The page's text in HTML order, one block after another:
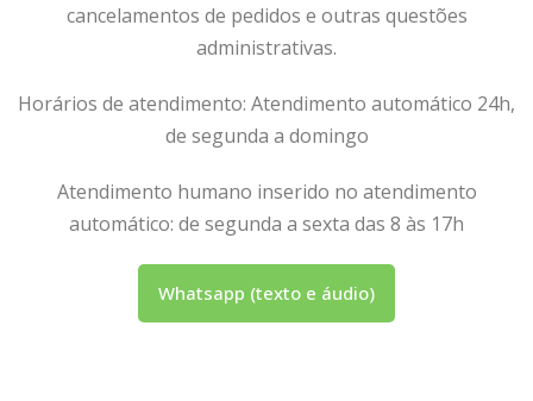
cancelamentos de pedidos e outras questões
administrativas.
Horários de atendimento: Atendimento automático 24h,
de segunda a domingo
Atendimento humano inserido no atendimento
automático: de segunda a sexta das 8 às 17h
Whatsapp (texto e áudio)